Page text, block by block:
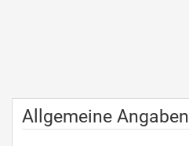
Allgemeine Angaben